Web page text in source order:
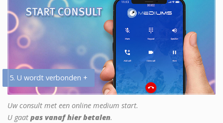
5. U wordt verbonden +
Uw consult met een online medium start.
U gaat pas vanaf hier betalen.